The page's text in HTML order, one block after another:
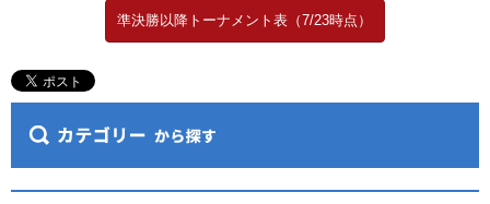
準決勝以降トーナメント表（7/23時点）